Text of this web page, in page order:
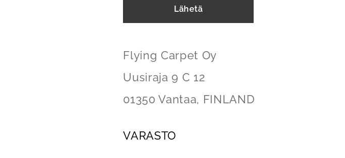
Lähetä
Flying Carpet Oy
Uusiraja 9 C 12
01350 Vantaa, FINLAND
VARASTO